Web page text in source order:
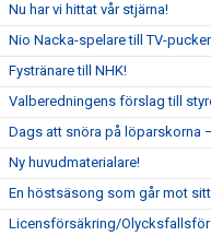
Nu har vi hittat vår stjärna!
Nio Nacka-spelare till TV-
Fystränare till NHK!
Valberedningens förslag till
Dags att snöra på löparskorna
Ny huvudmaterialare!
En höstsäsong som går mot
Licensförsäkring/